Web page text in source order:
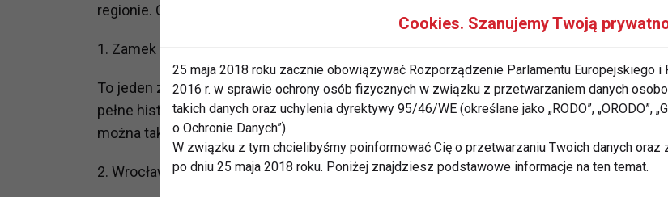
regionie. Oto kilka miejsc, które warto odwiedzić podczas pobytu.
1. Zamek Książ
To jeden z największych zamków w Polsce, położony w Wałbrzychu. Zamek Książ to
pełne historii i legend, a jego zwiedzanie to prawdziwa podróż w czasie. W okolicznych
można także wybrać się na spacer po malowniczych szlakach turystycznych.
2. Wrocław
Cookies. Szanujemy Twoją
25 maja 2018 roku zacznie obowiązywać Rozporządzenie Parlamentu Europejskiego i
2016 r. w sprawie ochrony osób fizycznych w związku z przetwarzaniem danych
takich danych oraz uchylenia dyrektywy 95/46/WE (określane jako „RODO”, „ORODO”,
o Ochronie Danych”).
W związku z tym chcielibyśmy poinformować Cię o przetwarzaniu Twoich danych oraz
po dniu 25 maja 2018 roku. Poniżej znajdziesz podstawowe informacje na ten temat.